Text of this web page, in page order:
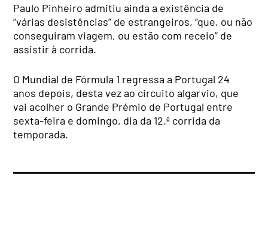
Paulo Pinheiro admitiu ainda a existência de
“várias desistências” de estrangeiros, “que, ou não
conseguiram viagem, ou estão com receio” de
assistir à corrida.
O Mundial de Fórmula 1 regressa a Portugal 24
anos depois, desta vez ao circuito algarvio, que
vai acolher o Grande Prémio de Portugal entre
sexta-feira e domingo, dia da 12.ª corrida da
temporada.